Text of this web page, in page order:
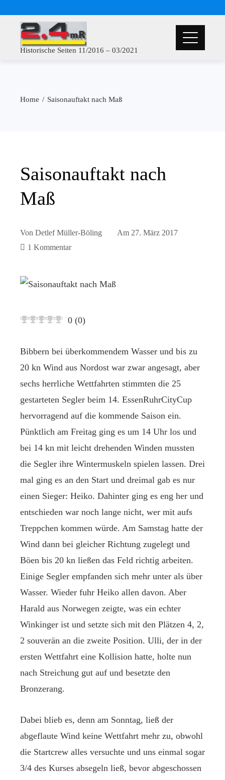
Historische Seiten 11/2016 – 03/2021
Home Saisonauftakt nach Maß
Saisonauftakt nach
Maß
Von Detlef Müller-Böling Am 27. März 2017
1 Kommentar
0 (0)
Bibbern bei überkommendem Wasser und bis zu
20 kn Wind aus Nordost war zwar angesagt, aber
sechs herrliche Wettfahrten stimmten die 25
gestarteten Segler beim 14. EssenRuhrCityCup
hervorragend auf die kommende Saison ein.
Pünktlich am Freitag ging es um 14 Uhr los und
bei 14 kn mit leicht drehenden Winden mussten
die Segler ihre Wintermuskeln spielen lassen. Drei
mal ging es an den Start und dreimal gab es nur
einen Sieger: Heiko. Dahinter ging es eng her und
entschieden war noch lange nicht, wer mit aufs
Treppchen kommen würde. Am Samstag hatte der
Wind dann bei gleicher Richtung zugelegt und
Böen bis 20 kn ließen das Feld richtig arbeiten.
Einige Segler empfanden sich mehr unter als über
Wasser. Wieder fuhr Heiko allen davon. Aber
Harald aus Norwegen zeigte, was ein echter
Winkinger ist und setzte sich mit den Plätzen 4, 2,
2 souverän an die zweite Position. Ulli, der in der
ersten Wettfahrt eine Kollision hatte, holte nun
nach Streichung gut auf und besetzte den
Bronzerang.
Dabei blieb es, denn am Sonntag, ließ der
abgeflaute Wind keine Wettfahrt mehr zu, obwohl
die Startcrew alles versuchte und uns einmal sogar
3/4 des Kurses absegeln ließ, bevor abgeschossen